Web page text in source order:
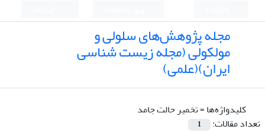
مجله پژوهش‌های سلولی و
مولکولی (مجله زیست شناسی
ایران)(علمی)
کلیدواژه‌ها =تخمیر حالت جامد
تعداد مقالات:
1